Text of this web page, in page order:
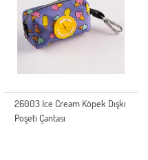
26003 Ice Cream Köpek Dışkı
Poşeti Çantası